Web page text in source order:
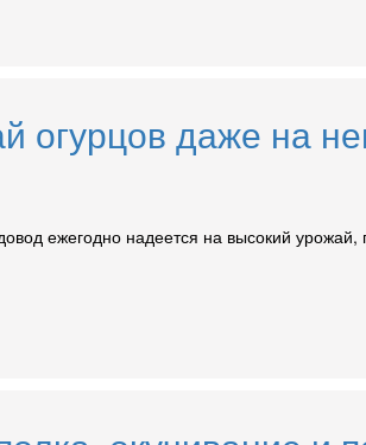
огурцов даже на
ежегодно надеется на высокий